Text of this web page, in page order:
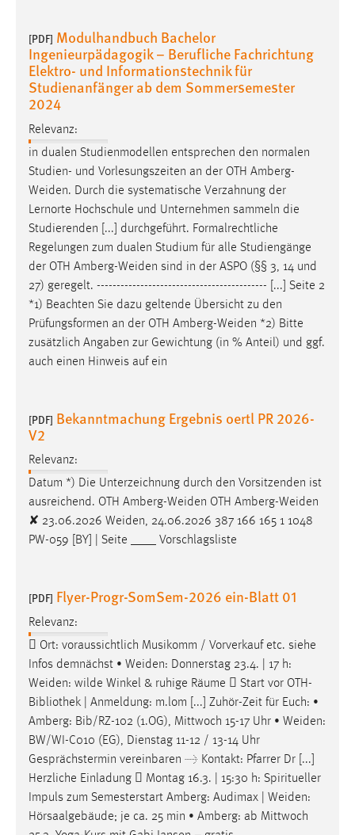
[PDF] Modulhandbuch Bachelor
Ingenieurpädagogik – Berufliche Fachrichtung
Elektro- und Informationstechnik für
Studienanfänger ab dem Sommersemester
2024
Relevanz:
in dualen Studienmodellen entsprechen den normalen
Studien- und Vorlesungszeiten an der OTH Amberg-
Weiden. Durch die systematische Verzahnung der
Lernorte Hochschule und Unternehmen sammeln die
Studierenden [...] durchgeführt. Formalrechtliche
Regelungen zum dualen Studium für alle Studiengänge
der OTH Amberg-Weiden sind in der ASPO (§§ 3, 14 und
27) geregelt. ------------------------------------------- [...] Seite 2
*1) Beachten Sie dazu geltende Übersicht zu den
Prüfungsformen an der OTH Amberg-Weiden *2) Bitte
zusätzlich Angaben zur Gewichtung (in % Anteil) und ggf.
auch einen Hinweis auf ein
[PDF] Bekanntmachung Ergebnis oertl PR 2026-
V2
Relevanz:
Datum *) Die Unterzeichnung durch den Vorsitzenden ist
ausreichend. OTH Amberg-Weiden OTH Amberg-Weiden
✘ 23.06.2026 Weiden, 24.06.2026 387 166 165 1 1048
PW-059 [BY] | Seite ____ Vorschlagsliste
[PDF] Flyer-Progr-SomSem-2026 ein-Blatt 01
Relevanz:
 Ort: voraussichtlich Musikomm / Vorverkauf etc. siehe
Infos demnächst • Weiden: Donnerstag 23.4. | 17 h:
Weiden: wilde Winkel & ruhige Räume  Start vor OTH-
Bibliothek | Anmeldung: m.lom [...] Zuhör-Zeit für Euch: •
Amberg: Bib/RZ-102 (1.OG), Mittwoch 15-17 Uhr • Weiden:
BW/WI-C010 (EG), Dienstag 11-12 / 13-14 Uhr
Gesprächstermin vereinbaren → Kontakt: Pfarrer Dr [...]
Herzliche Einladung  Montag 16.3. | 15:30 h: Spiritueller
Impuls zum Semesterstart Amberg: Audimax | Weiden:
Hörsaalgebäude; je ca. 25 min • Amberg: ab Mittwoch